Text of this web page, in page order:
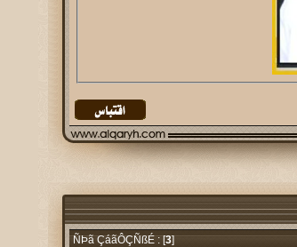
ÑÞã ÇáãÔÇÑßÉ : [
3]